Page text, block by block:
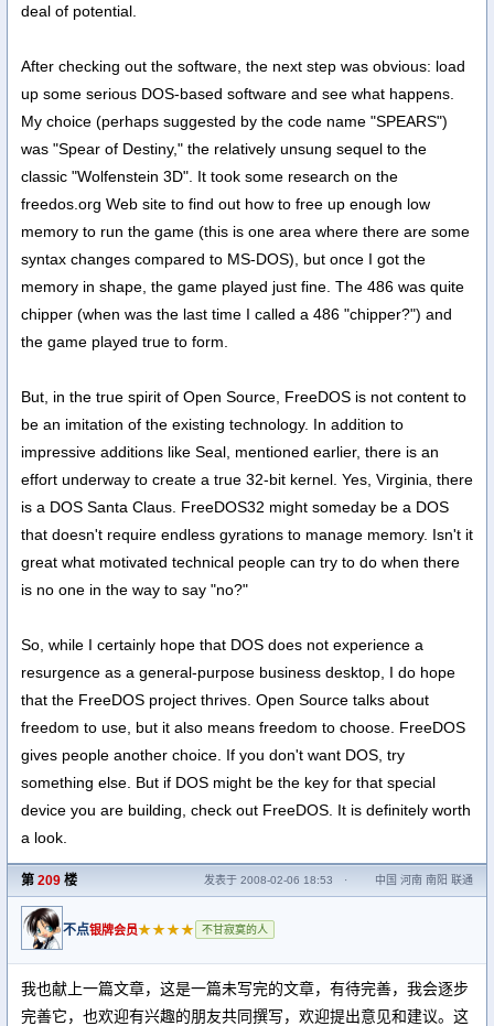
deal of potential.
After checking out the software, the next step was obvious: load
up some serious DOS-based software and see what happens.
My choice (perhaps suggested by the code name "SPEARS")
was "Spear of Destiny," the relatively unsung sequel to the
classic "Wolfenstein 3D". It took some research on the
freedos.org Web site to find out how to free up enough low
memory to run the game (this is one area where there are some
syntax changes compared to MS-DOS), but once I got the
memory in shape, the game played just fine. The 486 was quite
chipper (when was the last time I called a 486 "chipper?") and
the game played true to form.
But, in the true spirit of Open Source, FreeDOS is not content to
be an imitation of the existing technology. In addition to
impressive additions like Seal, mentioned earlier, there is an
effort underway to create a true 32-bit kernel. Yes, Virginia, there
is a DOS Santa Claus. FreeDOS32 might someday be a DOS
that doesn't require endless gyrations to manage memory. Isn't it
great what motivated technical people can try to do when there
is no one in the way to say "no?"
So, while I certainly hope that DOS does not experience a
resurgence as a general-purpose business desktop, I do hope
that the FreeDOS project thrives. Open Source talks about
freedom to use, but it also means freedom to choose. FreeDOS
gives people another choice. If you don't want DOS, try
something else. But if DOS might be the key for that special
device you are building, check out FreeDOS. It is definitely worth
a look.
第 209 楼 发表于 2008-02-06 18:53 · 中国 河南 南阳 联通
不点银牌会员★★★★ 不甘寂寞的人
我也献上一篇文章，这是一篇未写完的文章，有待完善，我会逐步
完善它，也欢迎有兴趣的朋友共同撰写，欢迎提出意见和建议。这